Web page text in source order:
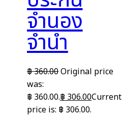
จำนอง
จำนำ
฿360.00Original price
was:
฿ 360.00.฿306.00Current
price is: ฿ 306.00.